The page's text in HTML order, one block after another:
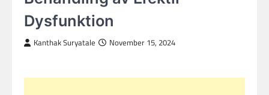
Dysfunktion
Kanthak Suryatale November 15, 2024